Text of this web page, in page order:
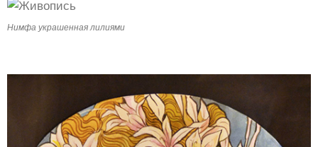
Нимфа украшенная лилиями